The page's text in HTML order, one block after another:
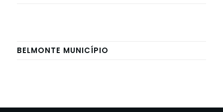
BELMONTE MUNICÍPIO